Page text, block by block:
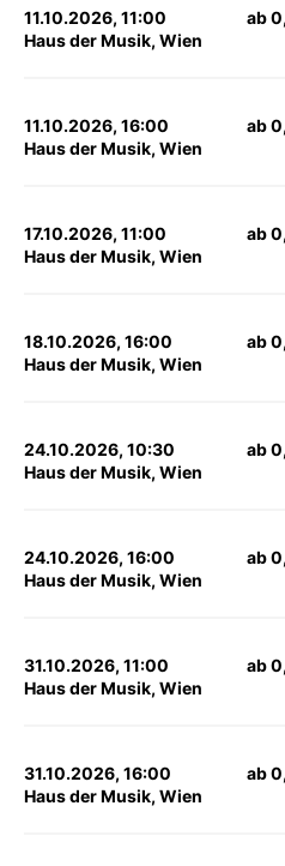
11.10.2026, 11:00
Haus der Musik, Wien
ab
11.10.2026, 16:00
Haus der Musik, Wien
ab
17.10.2026, 11:00
Haus der Musik, Wien
ab
18.10.2026, 16:00
Haus der Musik, Wien
ab
24.10.2026, 10:30
Haus der Musik, Wien
ab
24.10.2026, 16:00
Haus der Musik, Wien
ab
31.10.2026, 11:00
Haus der Musik, Wien
ab
31.10.2026, 16:00
Haus der Musik, Wien
ab